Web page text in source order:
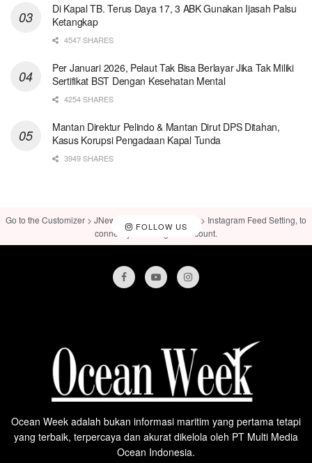
Di Kapal TB. Terus Daya 17, 3 ABK Gunakan Ijasah Palsu
Ketangkap
4547 SHARES
Per Januari 2026, Pelaut Tak Bisa Berlayar Jika Tak Miliki
Sertifikat BST Dengan Kesehatan Mental
4254 SHARES
Mantan Direktur Pelindo & Mantan Dirut DPS Ditahan,
Kasus Korupsi Pengadaan Kapal Tunda
3949 SHARES
FOLLOW US
Go to the Customizer > JNews : Social, Like & View > Instagram Feed Setting, to
connect your Instagram account.
Ocean Week adalah bukan informasi maritim yang pertama tetapi
yang terbaik, terpercaya dan akurat dikelola oleh PT Multi Media
Ocean Indonesia.